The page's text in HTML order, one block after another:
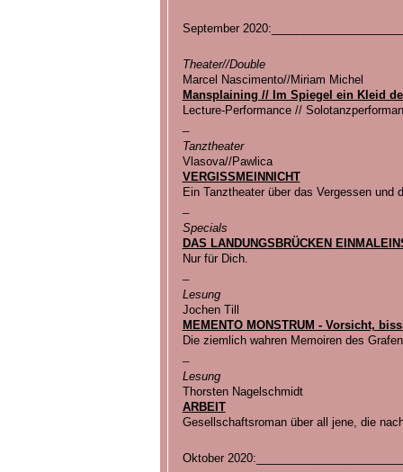
September
Theater//Double
Marcel Nascimento//Miriam Michel
Mansplaining // Im Spiegel ein Kleid
Lecture-Performance //
Tanztheater
Vlasova//Pawlica
VERGISSMEINNICHT
Ein Tanztheater über das Vergessen und
Specials
DAS LANDUNGSBRÜCKEN
Nur für Dich.
Lesung
Jochen Till
MEMENTO MONSTRUM - Vorsicht,
Die ziemlich wahren Memoiren des
Lesung
Thorsten Nagelschmidt
ARBEIT
Gesellschaftsroman über all jene, die
Oktober